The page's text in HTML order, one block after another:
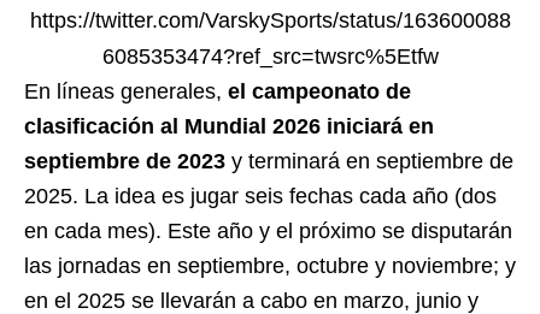
https://twitter.com/VarskySports/status/163600088
6085353474?ref_src=twsrc%5Etfw
En líneas generales, el campeonato de
clasificación al Mundial 2026 iniciará en
septiembre de 2023 y terminará en septiembre de
2025. La idea es jugar seis fechas cada año (dos
en cada mes). Este año y el próximo se disputarán
las jornadas en septiembre, octubre y noviembre; y
en el 2025 se llevarán a cabo en marzo, junio y